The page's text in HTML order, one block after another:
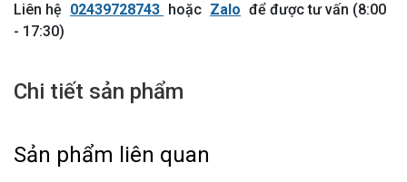
Liên hệ 02439728743 hoặc Zalo để được tư vấn (8:00
- 17:30)
Chi tiết sản phẩm
Sản phẩm liên quan